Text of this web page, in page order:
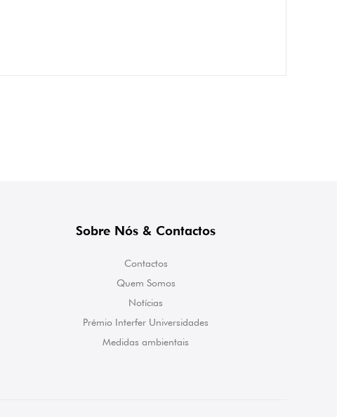
Sobre Nós & Contactos
Contactos
Quem Somos
Notícias
Prémio Interfer Universidades
Medidas ambientais